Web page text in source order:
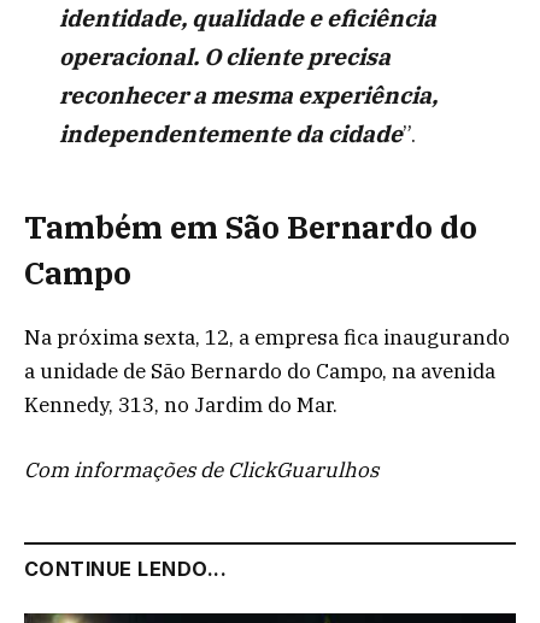
identidade, qualidade e eficiência
operacional. O cliente precisa
reconhecer a mesma experiência,
independentemente da cidade”.
Também em São Bernardo do
Campo
Na próxima sexta, 12, a empresa fica inaugurando
a unidade de São Bernardo do Campo, na avenida
Kennedy, 313, no Jardim do Mar.
Com informações de ClickGuarulhos
CONTINUE LENDO...